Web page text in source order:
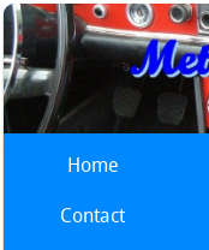
Home
Contact